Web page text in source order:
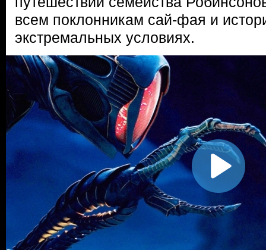
всем поклонникам сай-фая и
экстремальных условиях.